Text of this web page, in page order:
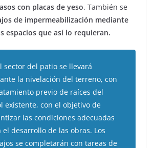
con placas de yeso. También se
de impermeabilización mediante
espacios que así lo requieran.
sector del patio se llevará
la nivelación del terreno, con
previo de raíces del
existente, con el objetivo de
las condiciones adecuadas
el desarrollo de las obras. Los
se completarán con tareas de